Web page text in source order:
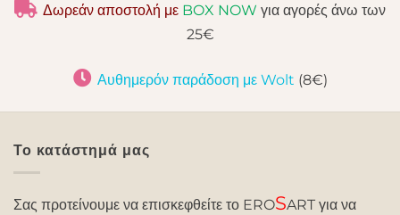
Δωρεάν αποστολή με BOX NOW για αγορές άνω των
25€
Αυθημερόν παράδοση με Wolt (8€)
Το κατάστημά μας
Σας προτείνουμε να επισκεφθείτε το EROSART για να